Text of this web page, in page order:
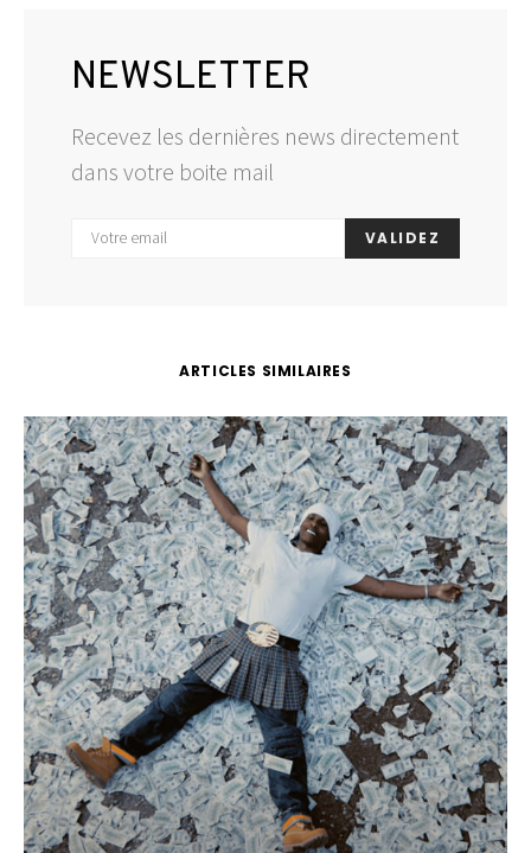
NEWSLETTER
Recevez les dernières news directement
dans votre boite mail
VALIDEZ
ARTICLES SIMILAIRES